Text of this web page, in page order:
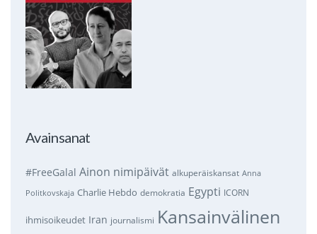
Avainsanat
#FreeGalal Ainon nimipäivät alkuperäiskansat Anna
Politkovskaja Charlie Hebdo demokratia Egypti ICORN
ihmisoikeudet Iran journalismi Kansainvälinen